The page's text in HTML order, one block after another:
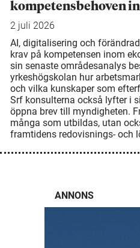
kompetensbehoven
2 juli 2026
AI, digitalisering och
krav på kompetensen inom
sin senaste områdesanalys
yrkeshögskolan hur
och vilka kunskaper som
Srf konsulterna också lyfter i
öppna brev till myndigheten.
många som utbildas, utan
framtidens redovisnings- och
ANNONS